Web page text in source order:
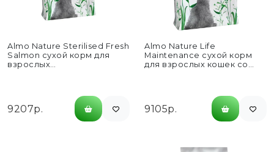
Almo Nature Sterilised Fresh
Salmon сухой корм для
взрослых
9207р.
Almo Nature Life
Maintenance сухой корм
для взрослых кошек со
9105р.